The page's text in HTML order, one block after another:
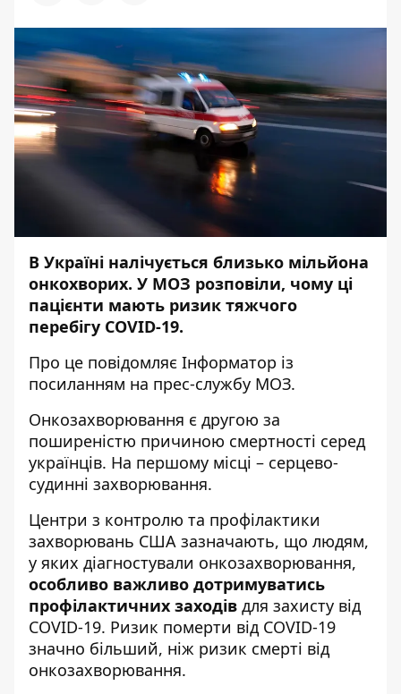
В Україні налічується близько мільйона
онкохворих. У МОЗ розповіли, чому ці
пацієнти мають ризик тяжчого
перебігу COVID-19.
Про це повідомляє Інформатор із
посиланням на прес-службу МОЗ.
Онкозахворювання є другою за
поширеністю причиною смертності серед
українців. На першому місці – серцево-
судинні захворювання.
Центри з контролю та профілактики
захворювань США зазначають, що людям,
у яких діагностували онкозахворювання,
особливо важливо дотримуватись
профілактичних заходів для захисту від
COVID-19. Ризик померти від COVID-19
значно більший, ніж ризик смерті від
онкозахворювання.